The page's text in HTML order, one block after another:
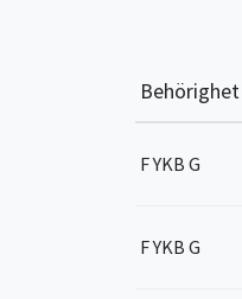
Behörighet
F YKB G
F YKB G